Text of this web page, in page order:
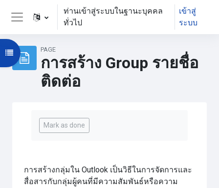
ข้ามไปที่เนื้อหาหลัก
Side panel
ท่านเข้าสู่ระบบในฐานะบุคคล
ทั่วไป
เข้าสู่
ระบบ
PAGE
การสร้าง Group รายชื่อ
ติดต่อ
Open course index
Mark as done
การสร้างกลุ่มใน Outlook เป็นวิธีในการจัดการและ
สื่อสารกับกลุ่มผู้คนที่มีความสัมพันธ์หรือความ